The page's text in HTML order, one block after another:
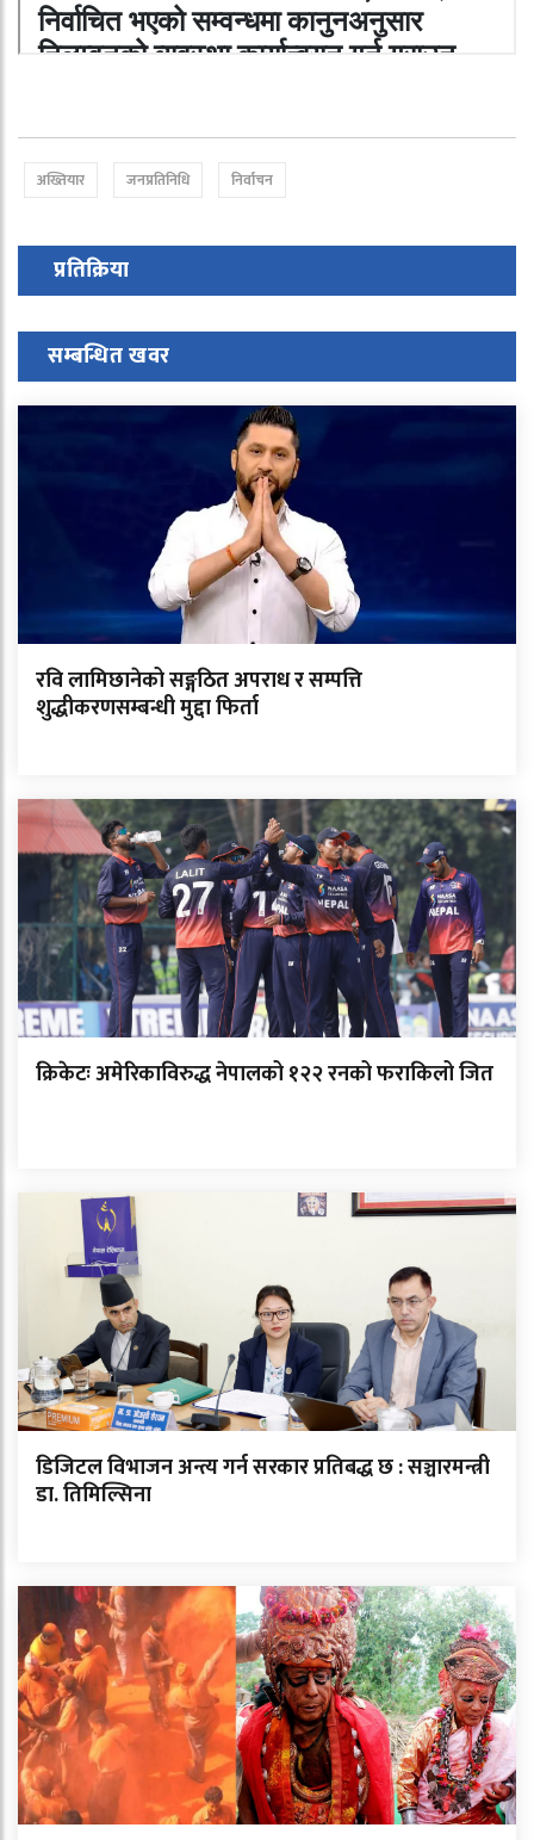
अख्तियार जनप्रतिनिधि निर्वाचन
प्रतिक्रिया
सम्बन्धित खवर
रवि लामिछानेको सङ्गठित अपराध र सम्पत्ति
शुद्धीकरणसम्बन्धी मुद्दा फिर्ता
क्रिकेटः अमेरिकाविरुद्ध नेपालको १२२ रनको फराकिलो जित
डिजिटल विभाजन अन्त्य गर्न सरकार प्रतिबद्ध छ : सञ्चारमन्त्री
डा. तिमिल्सिना